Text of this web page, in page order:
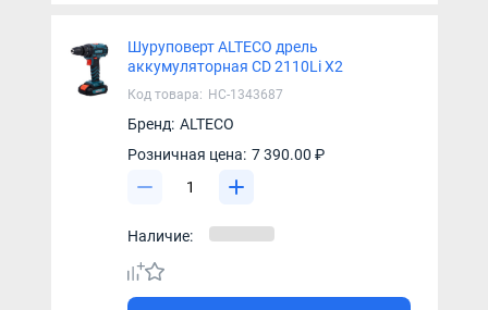
Шуруповерт ALTECO дрель
аккумуляторная CD 2110Li Х2
Код товара: НС-1343687
Бренд: ALTECO
Розничная цена: 7 390.00 ₽
Наличие: